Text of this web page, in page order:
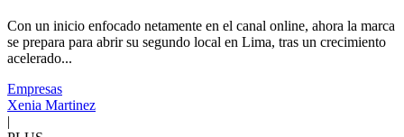
Con un inicio enfocado netamente en el canal online, ahora la marca
se prepara para abrir su segundo local en Lima, tras un crecimiento
acelerado...
Empresas
Xenia Martinez
|